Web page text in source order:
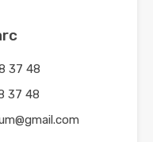
37 48
37 48